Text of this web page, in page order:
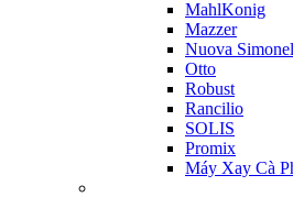
MahlKonig
Mazzer
Nuova
Otto
Robust
Rancilio
SOLIS
Promix
Máy Xay Cà